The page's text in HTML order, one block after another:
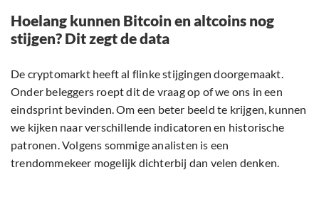
Hoelang kunnen Bitcoin en altcoins nog
stijgen? Dit zegt de data
De cryptomarkt heeft al flinke stijgingen doorgemaakt.
Onder beleggers roept dit de vraag op of we ons in een
eindsprint bevinden. Om een beter beeld te krijgen, kunnen
we kijken naar verschillende indicatoren en historische
patronen. Volgens sommige analisten is een
trendommekeer mogelijk dichterbij dan velen denken.